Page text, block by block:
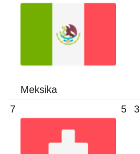
Meksika
7 5 3